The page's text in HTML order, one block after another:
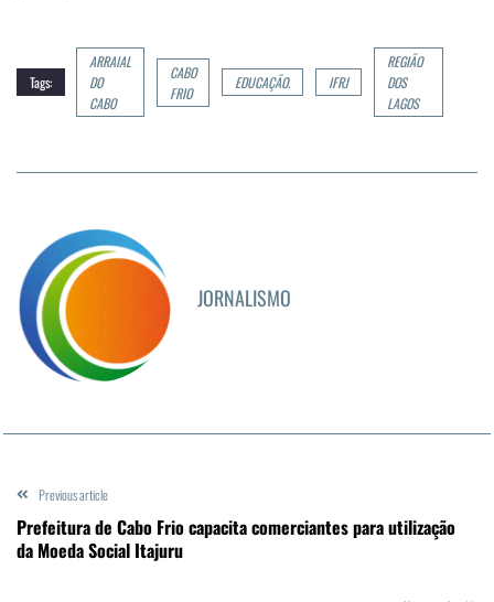
Tags:
ARRAIAL
DO
CABO
CABO
FRIO
EDUCAÇÃO. IFRJ
REGIÃO
DOS
LAGOS
JORNALISMO
Previous article
Prefeitura de Cabo Frio capacita comerciantes para utilização
da Moeda Social Itajuru